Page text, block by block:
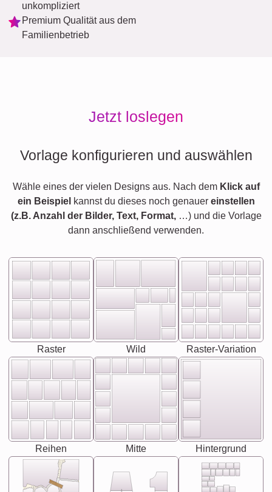
unkompliziert
Premium Qualität aus dem
Familienbetrieb
Jetzt loslegen
Vorlage konfigurieren und auswählen
Wähle eines der vielen Designs aus. Nach dem Klick auf
ein Beispiel kannst du dieses noch genauer einstellen
(z.B. Anzahl der Bilder, Text, Format,…) und die Vorlage
dann anschließend verwenden.
Raster Wild Raster-Variation
Reihen Mitte Hintergrund